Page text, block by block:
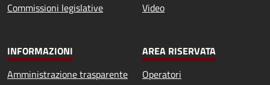
Commissioni legislative
Video
INFORMAZIONI
Amministrazione trasparente
AREA RISERVATA
Operatori